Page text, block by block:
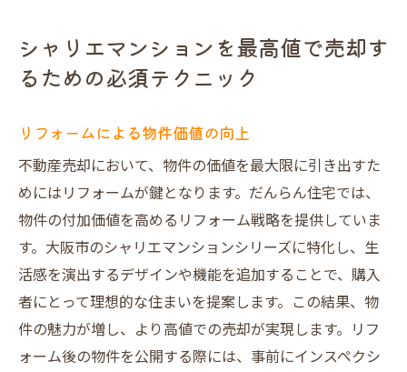
シャリエマンションを最高値で売却す
るための必須テクニック
リフォームによる物件価値の向上
不動産売却において、物件の価値を最大限に引き出すた
めにはリフォームが鍵となります。だんらん住宅では、
物件の付加価値を高めるリフォーム戦略を提供していま
す。大阪市のシャリエマンションシリーズに特化し、生
活感を演出するデザインや機能を追加することで、購入
者にとって理想的な住まいを提案します。この結果、物
件の魅力が増し、より高値での売却が実現します。リフ
ォーム後の物件を公開する際には、事前にインスペクシ